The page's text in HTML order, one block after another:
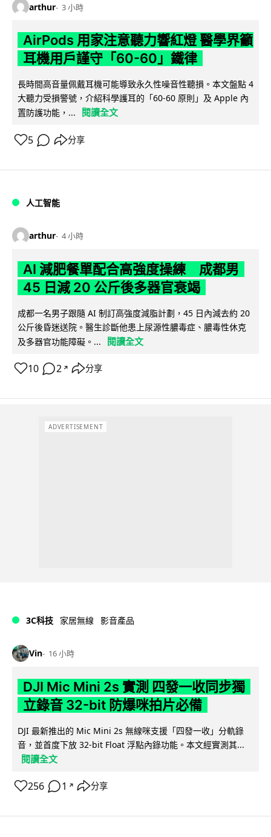
arthur 3 小時
AirPods 用家注意聽力響紅燈 醫學界籲
耳機用戶謹守「60-60」鐵律
長時間高音量佩戴耳機可能導致永久性噪音性聽損。本文盤點 4
大聽力受損警號，介紹科學護耳的「60-60 原則」及 Apple 內
置防護功能，...
閱讀全文
5 分享
人工智能
arthur 4 小時
AI 減肥餐單配合高強度操練 成都男
45 日減 20 公斤後多器官衰竭
成都一名男子跟隨 AI 制訂高強度減脂計劃，45 日內減去約 20
公斤後昏迷送院。醫生診斷他患上尿源性膿毒症、膿毒性休克
及多器官功能障礙。...
閱讀全文
10 2 ↗ 分享
ADVERTISEMENT
3C科技 家居無線 影音產品
Vin 16 小時
DJI Mic Mini 2s 實測 四發一收同步獨
立錄音 32-bit 防爆咪拍片必備
DJI 最新推出的 Mic Mini 2s 無線咪支援「四發一收」分軌錄
音，並首度下放 32-bit Float 浮點內錄功能。本文經實測其...
閱讀全文
256 1 ↗ 分享